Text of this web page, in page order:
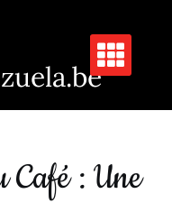
Café : Une